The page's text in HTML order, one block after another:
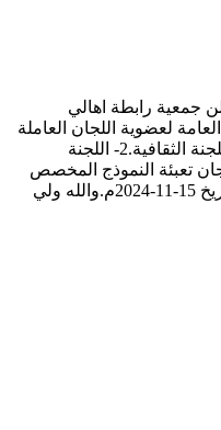
جمعية رابطة اهالي
لعضوية اللجان العاملة
في الجمعية و لكلا الجنسين وهي:1- اللجنة الثقافية.2- اللجنة
تعبئة النموذج المخصص
لهذا الغرض في مقر الجمعية وحتى تاريخ 15-11-2024م.والله ولي